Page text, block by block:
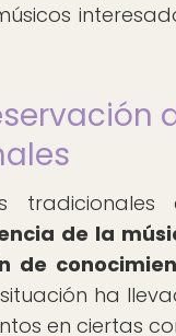
tradicionales
de la
de
ha
en ciertas